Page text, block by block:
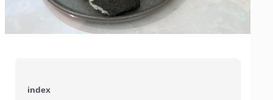
index